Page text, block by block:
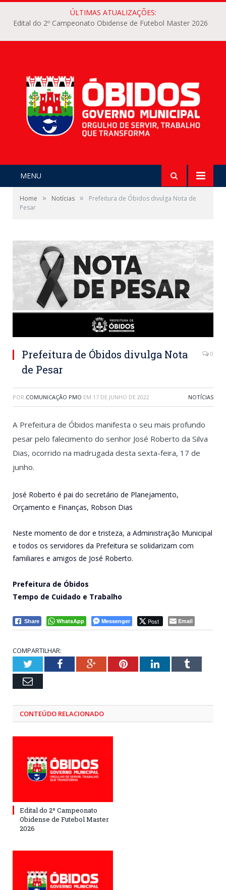
ÚLTIMAS ATUALIZAÇÕES:
Edital do 2º Campeonato Obidense de Futebol Master 2026
MENU
Home » Notícias »
Prefeitura de Óbidos divulga Nota de
Pesar
Prefeitura de Óbidos divulga Nota
de Pesar
0
POR COMUNICAÇÃO PMO EM 17 DE JUNHO DE 2022 NOTÍCIAS
A Prefeitura de Óbidos manifesta o seu mais profundo
pesar pelo falecimento do senhor José Roberto da Silva
Dias, ocorrido na madrugada desta sexta-feira, 17 de
junho.
José Roberto é pai do secretário de Planejamento,
Orçamento e Finanças, Robson Dias
Neste momento de dor e tristeza, a Administração Municipal
e todos os servidores da Prefeitura se solidarizam com
familiares e amigos de José Roberto.
Prefeitura de Óbidos
Tempo de Cuidado e Trabalho
Share WhatsApp Messenger Post Email
COMPARTILHAR:
TwitterFacebookGoogle+PinterestLinkedInTumblr
Email
CONTEÚDO RELACIONADO
Edital do 2º Campeonato
Obidense de Futebol Master
2026